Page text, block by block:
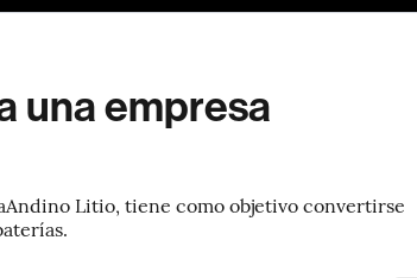
una empresa
Litio, tiene como objetivo convertirse